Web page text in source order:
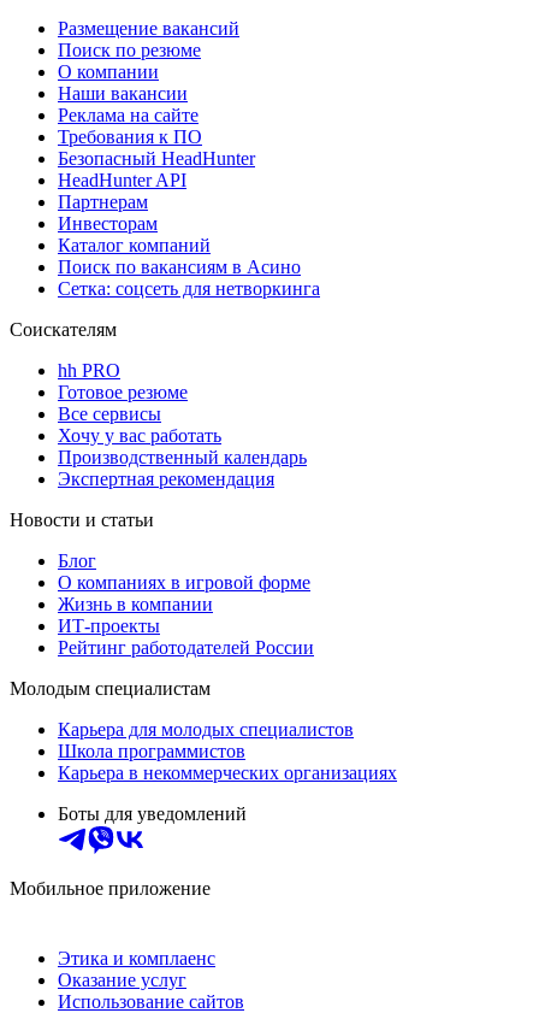
Размещение вакансий
Поиск по резюме
О компании
Наши вакансии
Реклама на сайте
Требования к ПО
Безопасный HeadHunter
HeadHunter API
Партнерам
Инвесторам
Каталог компаний
Поиск по вакансиям в Асино
Сетка: соцсеть для нетворкинга
Соискателям
hh PRO
Готовое резюме
Все сервисы
Хочу у вас работать
Производственный календарь
Экспертная рекомендация
Новости и статьи
Блог
О компаниях в игровой форме
Жизнь в компании
ИТ-проекты
Рейтинг работодателей России
Молодым специалистам
Карьера для молодых специалистов
Школа программистов
Карьера в некоммерческих организациях
Боты для уведомлений
Мобильное приложение
Этика и комплаенс
Оказание услуг
Использование сайтов